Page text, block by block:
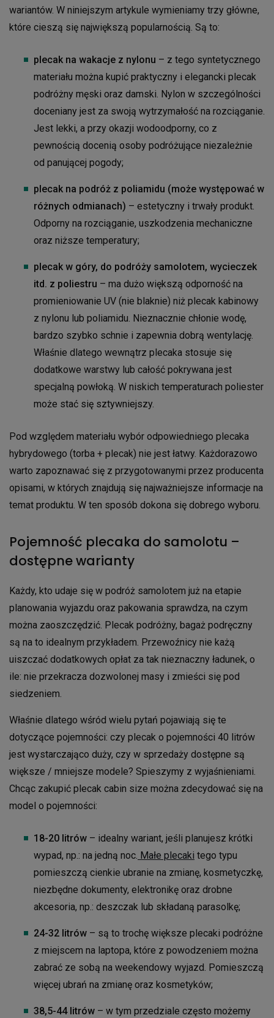
wariantów. W niniejszym artykule wymieniamy trzy główne,
które cieszą się największą popularnością. Są to:
plecak na wakacje z nylonu – z tego syntetycznego
materiału można kupić praktyczny i elegancki plecak
podróżny męski oraz damski. Nylon w szczególności
doceniany jest za swoją wytrzymałość na rozciąganie.
Jest lekki, a przy okazji wodoodporny, co z
pewnością docenią osoby podróżujące niezależnie
od panującej pogody;
plecak na podróż z poliamidu (może występować w
różnych odmianach) – estetyczny i trwały produkt.
Odporny na rozciąganie, uszkodzenia mechaniczne
oraz niższe temperatury;
plecak w góry, do podróży samolotem, wycieczek
itd. z poliestru – ma dużo większą odporność na
promieniowanie UV (nie blaknie) niż plecak kabinowy
z nylonu lub poliamidu. Nieznacznie chłonie wodę,
bardzo szybko schnie i zapewnia dobrą wentylację.
Właśnie dlatego wewnątrz plecaka stosuje się
dodatkowe warstwy lub całość pokrywana jest
specjalną powłoką. W niskich temperaturach poliester
może stać się sztywniejszy.
Pod względem materiału wybór odpowiedniego plecaka
hybrydowego (torba + plecak) nie jest łatwy. Każdorazowo
warto zapoznawać się z przygotowanymi przez producenta
opisami, w których znajdują się najważniejsze informacje na
temat produktu. W ten sposób dokona się dobrego wyboru.
Pojemność plecaka do samolotu –
dostępne warianty
Każdy, kto udaje się w podróż samolotem już na etapie
planowania wyjazdu oraz pakowania sprawdza, na czym
można zaoszczędzić. Plecak podróżny, bagaż podręczny
są na to idealnym przykładem. Przewoźnicy nie każą
uiszczać dodatkowych opłat za tak nieznaczny ładunek, o
ile: nie przekracza dozwolonej masy i zmieści się pod
siedzeniem.
Właśnie dlatego wśród wielu pytań pojawiają się te
dotyczące pojemności: czy plecak o pojemności 40 litrów
jest wystarczająco duży, czy w sprzedaży dostępne są
większe / mniejsze modele? Spieszymy z wyjaśnieniami.
Chcąc zakupić plecak cabin size można zdecydować się na
model o pojemności:
18-20 litrów – idealny wariant, jeśli planujesz krótki
wypad, np.: na jedną noc. Małe plecaki tego typu
pomieszczą cienkie ubranie na zmianę, kosmetyczkę,
niezbędne dokumenty, elektronikę oraz drobne
akcesoria, np.: deszczak lub składaną parasolkę;
24-32 litrów – są to trochę większe plecaki podróżne
z miejscem na laptopa, które z powodzeniem można
zabrać ze sobą na weekendowy wyjazd. Pomieszczą
więcej ubrań na zmianę oraz kosmetyków;
38,5-44 litrów – w tym przedziale często możemy